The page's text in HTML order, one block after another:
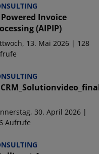
Invoice
(AIPIP)
13. Mai 2026 | 128
30. April 2026 |
Aufrufe